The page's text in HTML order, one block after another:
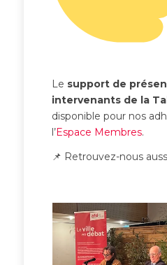
Le support de
intervenants de la
disponible pour nos
l’Espace Membres.
📌 Retrouvez-nous